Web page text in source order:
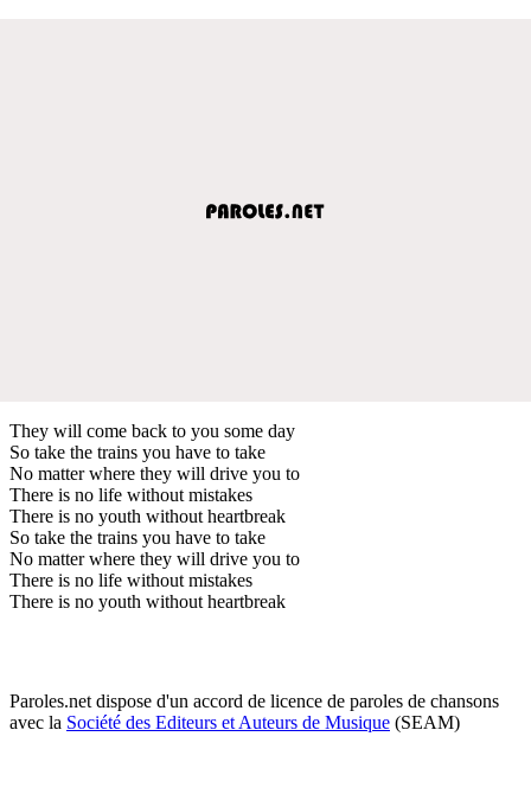
They will come back to you some day
So take the trains you have to take
No matter where they will drive you to
There is no life without mistakes
There is no youth without heartbreak
So take the trains you have to take
No matter where they will drive you to
There is no life without mistakes
There is no youth without heartbreak
Paroles.net dispose d'un accord de licence de paroles de chansons
avec la Société des Editeurs et Auteurs de Musique (SEAM)